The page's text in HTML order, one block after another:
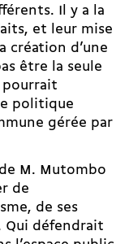
Il y a la
et leur mise
création d’une
être la seule
pourrait
politique
gérée par
M. Mutombo
de
de ses
Qui défendrait